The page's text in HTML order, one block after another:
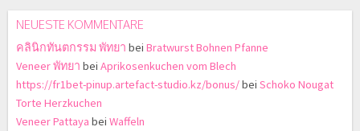
NEUESTE KOMMENTARE
คลินิกทันตกรรม พัทยา bei Bratwurst Bohnen Pfanne
Veneer พัทยา bei Aprikosenkuchen vom Blech
https://fr1bet-pinup.artefact-studio.kz/bonus/bei Schoko Nougat
Torte Herzkuchen
Veneer Pattaya bei Waffeln